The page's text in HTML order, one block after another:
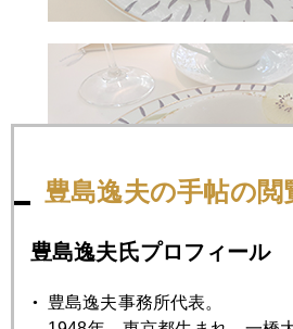
豊島逸夫の手帖の
豊島逸夫氏プロフィール
豊島逸夫事務所代表。